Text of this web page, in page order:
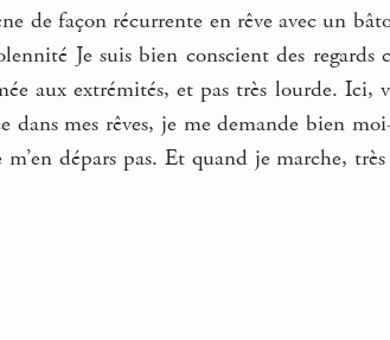
de façon récurrente en rêve avec un
Je suis bien conscient des
aux extrémités, et pas très lourde. Ici,
mes rêves, je me demande bien
dépars pas. Et quand je marche,